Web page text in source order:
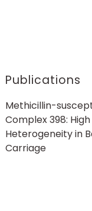
Publications
Methicillin-
Complex 398:
Heterogeneity in
Carriage